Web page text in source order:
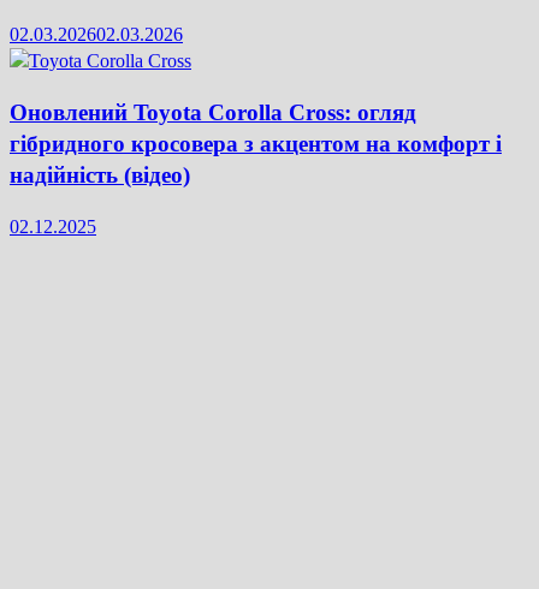
02.03.202602.03.2026
Оновлений Toyota Corolla Cross: огляд
гібридного кросовера з акцентом на комфорт і
надійність (відео)
02.12.2025